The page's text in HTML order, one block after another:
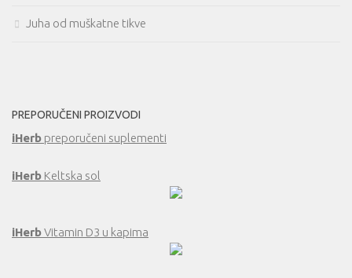
Juha od muškatne tikve
PREPORUČENI PROIZVODI
iHerb preporučeni suplementi
iHerb Keltska sol
iHerbVitamin D3 u kapima